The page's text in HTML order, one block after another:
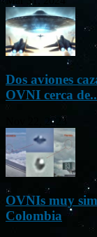
Dos aviones
OVNI cerca
Nov 22, 2023
OVNIs muy
Colombia